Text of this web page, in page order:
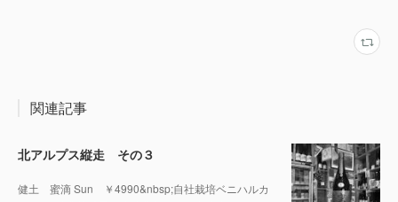
関連記事
北アルプス縦走 その３
健土 蜜滴 Sun ￥4990&nbsp;自社栽培ベニハルカ